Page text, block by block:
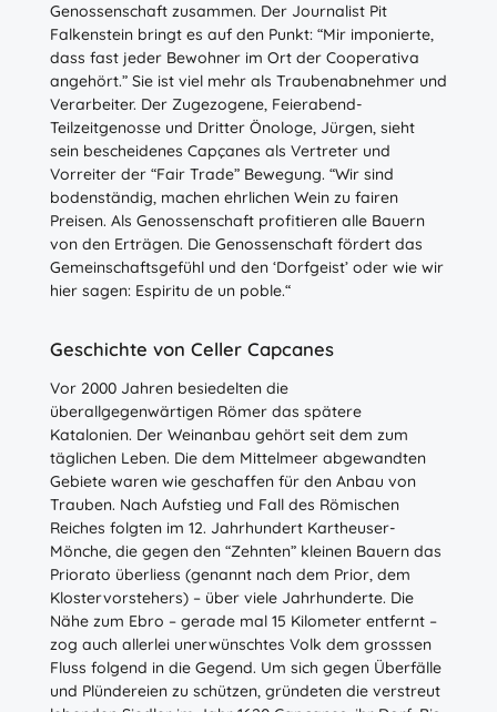
Genossenschaft zusammen. Der Journalist Pit
Falkenstein bringt es auf den Punkt: “Mir imponierte,
dass fast jeder Bewohner im Ort der Cooperativa
angehört.” Sie ist viel mehr als Traubenabnehmer und
Verarbeiter. Der Zugezogene, Feierabend-
Teilzeitgenosse und Dritter Önologe, Jürgen, sieht
sein bescheidenes Capçanes als Vertreter und
Vorreiter der “Fair Trade” Bewegung. “Wir sind
bodenständig, machen ehrlichen Wein zu fairen
Preisen. Als Genossenschaft profitieren alle Bauern
von den Erträgen. Die Genossenschaft fördert das
Gemeinschaftsgefühl und den ‘Dorfgeist’ oder wie wir
hier sagen: Espiritu de un poble.“
Geschichte von Celler Capcanes
Vor 2000 Jahren besiedelten die
überallgegenwärtigen Römer das spätere
Katalonien. Der Weinanbau gehört seit dem zum
täglichen Leben. Die dem Mittelmeer abgewandten
Gebiete waren wie geschaffen für den Anbau von
Trauben. Nach Aufstieg und Fall des Römischen
Reiches folgten im 12. Jahrhundert Kartheuser-
Mönche, die gegen den “Zehnten” kleinen Bauern das
Priorato überliess (genannt nach dem Prior, dem
Klostervorstehers) – über viele Jahrhunderte. Die
Nähe zum Ebro – gerade mal 15 Kilometer entfernt –
zog auch allerlei unerwünschtes Volk dem grosssen
Fluss folgend in die Gegend. Um sich gegen Überfälle
und Plündereien zu schützen, gründeten die verstreut